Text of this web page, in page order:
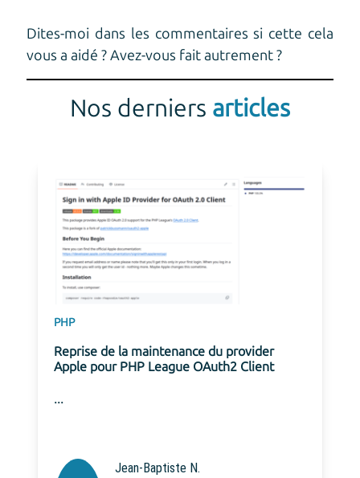
Dites-moi dans les commentaires si cette cela
vous a aidé ? Avez-vous fait autrement ?
Nos derniers articles
GeminiTags
mots-clés au connecteur Gemini pour Ibexa
...
Equipe Code Rhapsodie